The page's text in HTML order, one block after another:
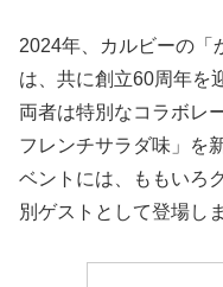
2024年、カルビーの「
は、共に創立60周年を
両者は特別なコラボレ
フレンチサラダ味」を
ベントには、ももいろ
別ゲストとして登場し